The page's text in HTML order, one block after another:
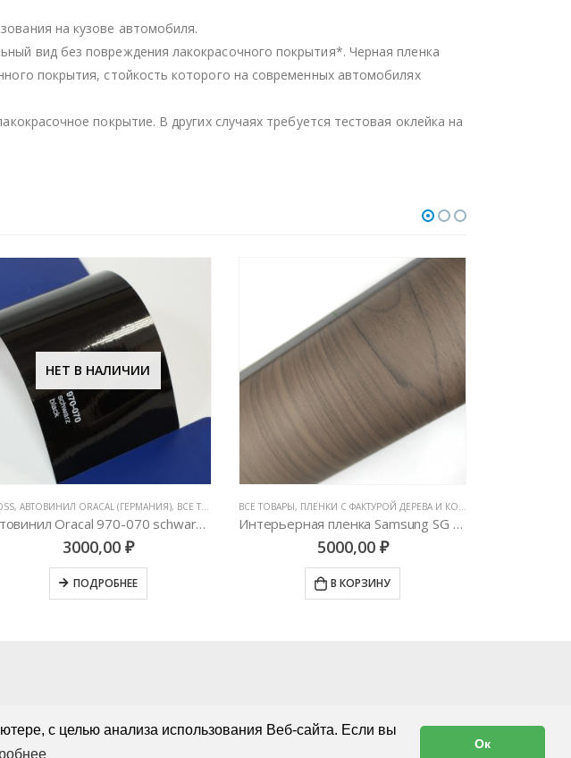
с целью анализа использования Веб-сайта. Если вы
Ок
на кузове автомобиля.
вид без повреждения лакокрасочного покрытия*. Черная пленка
покрытия, стойкость которого на современных автомобилях
покрытие. В других случаях требуется тестовая оклейка на
ВИНИЛОВЫЕ ПЛЕНКИ
ТОВАРЫ,ПЛЕНКИ С ФАКТУРОЙ ДЕРЕВА И КОЖИ ЦВЕТНЫЕ ВИНИЛОВЫЕ ПЛЕНКИ
Интерьерная пленка Samsung SG 5507
5000,00₽
В КОРЗИНУ
ВСЕ ТОВАРЫ ,ПЛЕНКИ С ФАКТУРОЙ ДЕРЕВА И КОЖИ
Пленка черное дерево Samsung Mg 3030
4990,00₽
В КОРЗИНУ